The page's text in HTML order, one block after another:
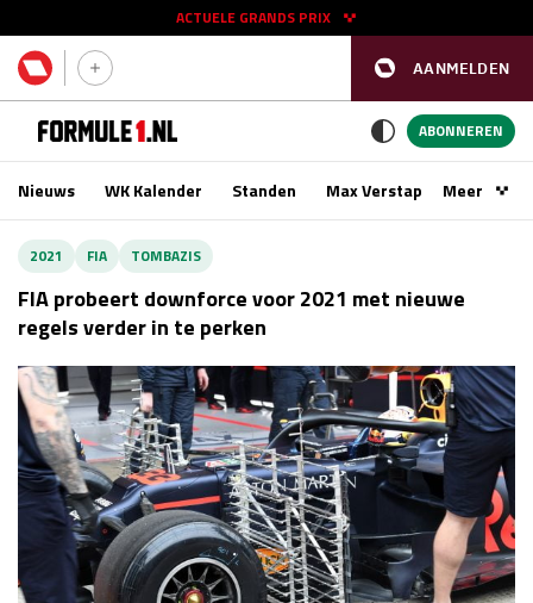
AANMELDEN
ACTUELE GRANDS PRIX
11 - 13 sep
Race
GP AZERBEIDZJAN 2026 24 - 26 sep
Kwalificatie
vr 14:00 - 15:00
Race
za 13:00 - 15:00
Kwalificatie
za 15:00 - 16:00
Race
zo 14:00 - 16:00
ABONNEREN
Nieuws WK Kalender Standen Max VerstappenMeer
2021 FIA TOMBAZIS
FIA probeert downforce voor 2021 met nieuwe
regels verder in te perken